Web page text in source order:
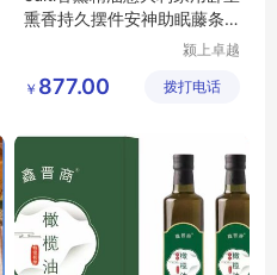
熏香持久摆件安神助眠藤条
颍上卓越
有限公司
￥ 877.00 拨打电话